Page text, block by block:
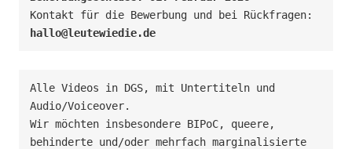
hallo@leutewiedie.de
Alle Videos in DGS, mit Untertiteln und
Audio/Voiceover.
Wir möchten insbesondere BIPoC, queere,
behinderte und/oder mehrfach marginalisierte